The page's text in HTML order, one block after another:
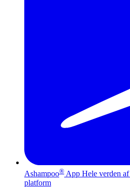
Ashampoo® App Hele verden
platform